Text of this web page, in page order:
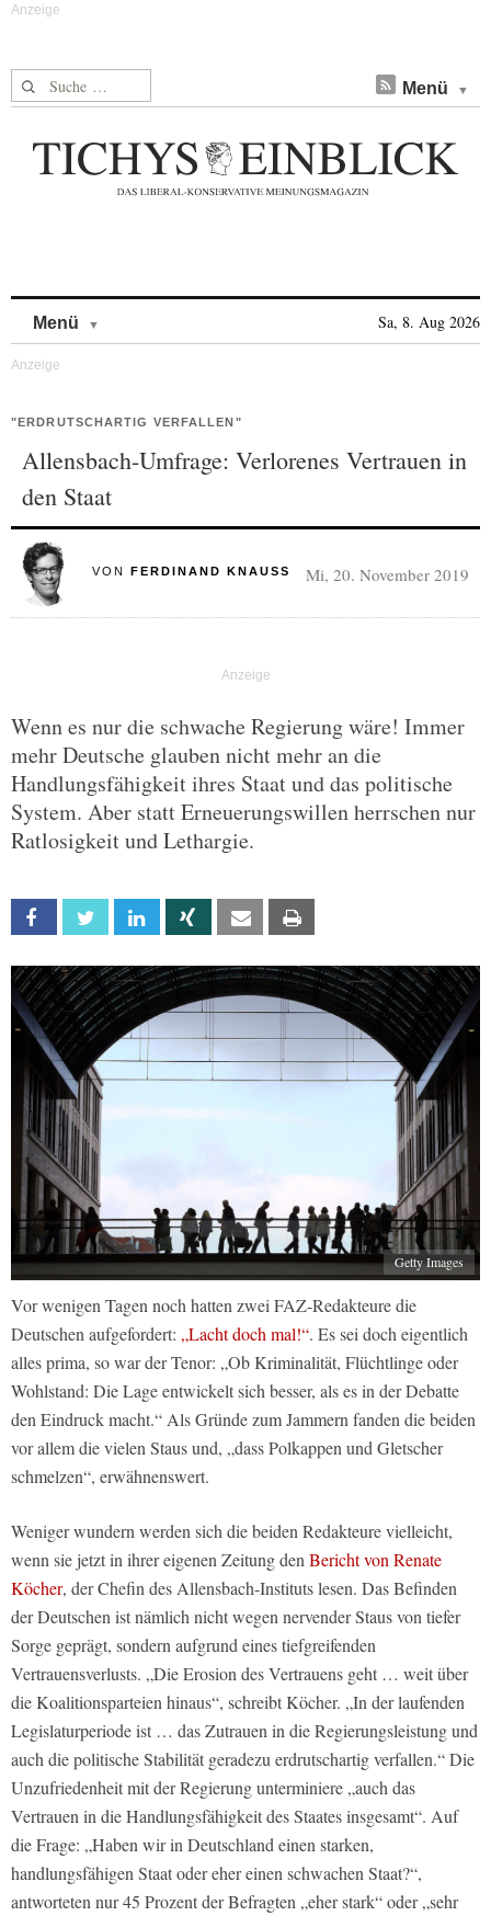
Suche nach: Menü
Menü Sa, 8. Aug 2026
"ERDRUTSCHARTIG VERFALLEN"
Allensbach-Umfrage: Verlorenes Vertrauen in
den Staat
VON FERDINAND KNAUSS Mi, 20. November 2019
Wenn es nur die schwache Regierung wäre! Immer
mehr Deutsche glauben nicht mehr an die
Handlungsfähigkeit ihres Staat und das politische
System. Aber statt Erneuerungswillen herrschen nur
Ratlosigkeit und Lethargie.
Facebook Twitter Linkedin Xing Email
Getty Images
Vor wenigen Tagen noch hatten zwei FAZ-Redakteure die
Deutschen aufgefordert: „Lacht doch mal!“. Es sei doch eigentlich
alles prima, so war der Tenor: „Ob Kriminalität, Flüchtlinge oder
Wohlstand: Die Lage entwickelt sich besser, als es in der Debatte
den Eindruck macht.“ Als Gründe zum Jammern fanden die beiden
vor allem die vielen Staus und, „dass Polkappen und Gletscher
schmelzen“, erwähnenswert.
Weniger wundern werden sich die beiden Redakteure vielleicht,
wenn sie jetzt in ihrer eigenen Zeitung den Bericht von Renate
Köcher, der Chefin des Allensbach-Instituts lesen. Das Befinden
der Deutschen ist nämlich nicht wegen nervender Staus von tiefer
Sorge geprägt, sondern aufgrund eines tiefgreifenden
Vertrauensverlusts. „Die Erosion des Vertrauens geht … weit über
die Koalitionsparteien hinaus“, schreibt Köcher. „In der laufenden
Legislaturperiode ist … das Zutrauen in die Regierungsleistung und
auch die politische Stabilität geradezu erdrutschartig verfallen.“ Die
Unzufriedenheit mit der Regierung unterminiere „auch das
Vertrauen in die Handlungsfähigkeit des Staates insgesamt“. Auf
die Frage: „Haben wir in Deutschland einen starken,
handlungsfähigen Staat oder eher einen schwachen Staat?“,
antworteten nur 45 Prozent der Befragten „eher stark“ oder „sehr